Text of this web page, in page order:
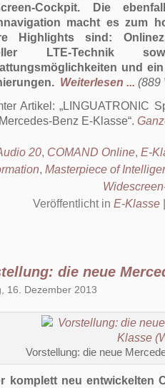
Cockpit. Die
macht es zum
Highlights sind:
LTE-Technik
und
Weiterlesen ... (889
Artikel: LINGUATRONIC
Benz E-Klasse .
20, COMAND Online, E-
, Masterpiece of
Veröffentlicht in E-Klasse
die neue
16. Dezember 2013
Vorstellung: die neue
komplett neu entwickelten